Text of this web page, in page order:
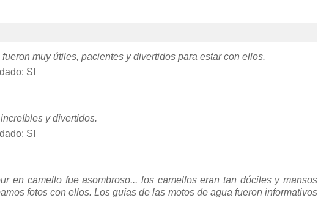
muy útiles, pacientes y divertidos para estar con ellos.
SI
y divertidos.
SI
en camello fue asombroso... los camellos eran tan dóciles y mansos
fotos con ellos. Los guías de las motos de agua fueron informativos